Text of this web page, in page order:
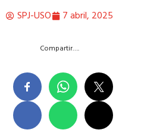
SPJ-USO 7 abril, 2025
Compartir….